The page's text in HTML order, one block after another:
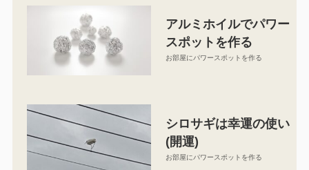
アルミホイルでパワー
スポットを作る
お部屋にパワースポットを作る
シロサギは幸運の使い
(開運)
お部屋にパワースポットを作る